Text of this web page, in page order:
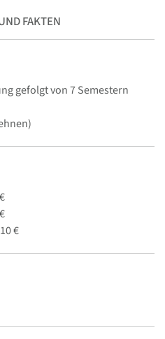
FAKTEN
gefolgt von 7 Semestern
€